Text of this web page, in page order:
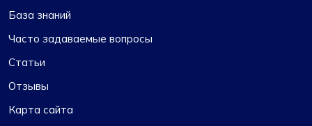
База знаний
Часто задаваемые вопросы
Статьи
Отзывы
Карта сайта